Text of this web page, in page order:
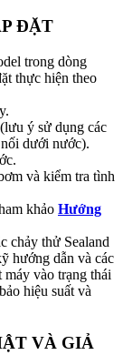
ĐẶT
trong dòng
thực hiện theo
ý sử dụng các
dưới nước).
và kiểm tra tình
khảo Hướng
chảy thử Sealand
hướng dẫn và các
vào trạng thái
hiệu suất và
VÀ GIẢ